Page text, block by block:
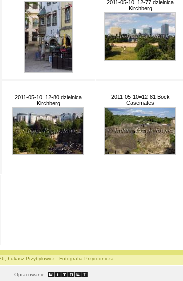
2011-05-10=12-77 dzielnica
Kirchberg
2011-05-10=12-80 dzielnica
Kirchberg
2011-05-10=12-81 Bock
Casemates
Łukasz Przybyłowicz - Fotografia Przyrodnicza
Opracowanie